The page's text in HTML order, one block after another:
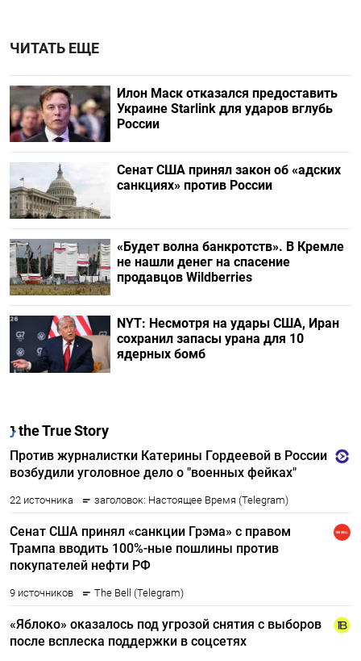
ЧИТАТЬ ЕЩЕ
Илон Маск отказался предоставить
Украине Starlink для ударов вглубь
России
Сенат США принял закон об «адских
санкциях» против России
«Будет волна банкротств». В Кремле
не нашли денег на спасение
продавцов Wildberries
NYT: Несмотря на удары США, Иран
сохранил запасы урана для 10
ядерных бомб